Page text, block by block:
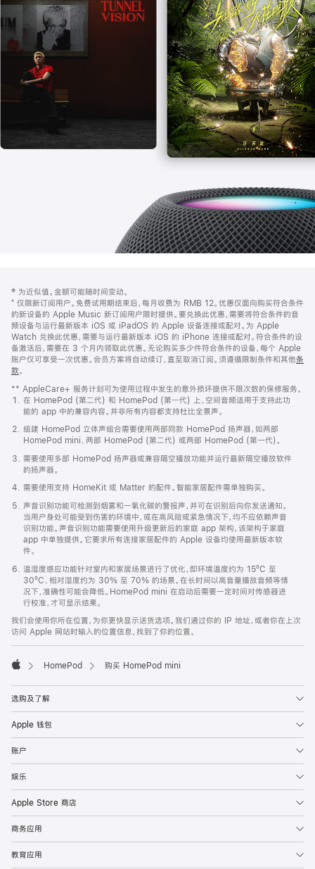
中
打
开)
页
页
脚
注
‡ 为近似值。金额可能随时间变动。
⁺ 仅限新订阅用户。免费试用期结束后，每月收费为 RMB 12。优惠仅面向购买符合条件
的新设备的 Apple Music 新订阅用户限时提供。要兑换此优惠，需要将符合条件的音
频设备与运行最新版本 iOS 或 iPadOS 的 Apple 设备连接或配对。为 Apple
Watch 兑换此优惠，需要与运行最新版本 iOS 的 iPhone 连接或配对。符合条件的设
备激活后，需要在 3 个月内领取此优惠。无论购买多少件符合条件的设备，每个 Apple
账户仅可享受一次优惠。会员方案将自动续订，直至取消订阅。须遵循限制条件和其他条
款。
窗
口
中
打
开)
** AppleCare+ 服务计划可为使用过程中发生的意外损坏提供不限次数的保修服务。
在 HomePod (第二代) 和 HomePod (第一代) 上，空间音频适用于支持此功
能的 app 中的兼容内容。并非所有内容都支持杜比全景声。
组建 HomePod 立体声组合需要使用两部同款 HomePod 扬声器，如两部
HomePod mini、两部 HomePod (第二代) 或两部 HomePod (第一代)。
需要使用多部 HomePod 扬声器或兼容隔空播放功能并运行最新隔空播放软件
的扬声器。
需要使用支持 HomeKit 或 Matter 的配件。智能家居配件需单独购买。
声音识别功能可检测到烟雾和一氧化碳的警报声，并可在识别后向你发送通知。
当用户身处可能受到伤害的环境中，或在高风险或紧急情况下，均不应依赖声音
识别功能。声音识别功能需要使用升级更新后的家庭 app 架构，该架构于家庭
app 中单独提供。它要求所有连接家居配件的 Apple 设备均使用最新版本软
件。
温湿度感应功能针对室内和家居场景进行了优化，即环境温度约为 15ºC 至
30ºC、相对湿度约为 30% 至 70% 的场景。在长时间以高音量播放音频等情
况下，准确性可能会降低。HomePod mini 在启动后需要一定时间对传感器进
行校准，才可显示结果。
我们会使用你所在位置，为你更快显示送货选项。我们通过你的 IP 地址，或者你在上次
访问 Apple 网站时输入的位置信息，找到了你的位置。
HomePod 购买 HomePod mini
选购及了解
Apple 钱包
账户
娱乐
Apple Store 商店
商务应用
教育应用